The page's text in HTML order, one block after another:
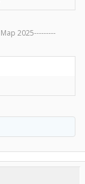
везде в чс
2025---------